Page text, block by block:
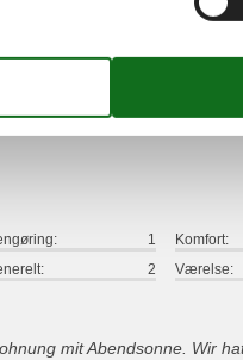
Komfort:
1 Komfort:
2 Værelse:
mit Abendsonne. Wir